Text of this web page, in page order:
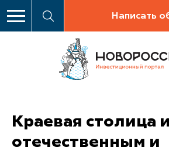
Написать
Краевая столица
отечественным и